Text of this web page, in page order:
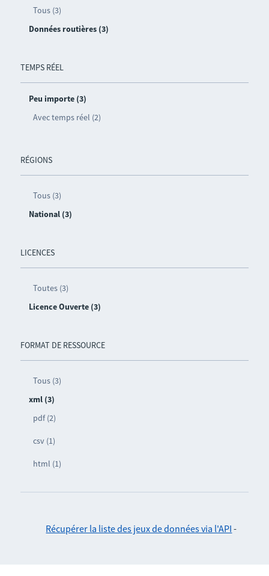
Tous (3)
Données routières (3)
TEMPS RÉEL
Peu importe (3)
Avec temps réel (2)
RÉGIONS
Tous (3)
National (3)
LICENCES
Toutes (3)
Licence Ouverte (3)
FORMAT DE RESSOURCE
Tous (3)
xml (3)
pdf (2)
csv (1)
html (1)
Récupérer la liste des jeux de données via l'API -